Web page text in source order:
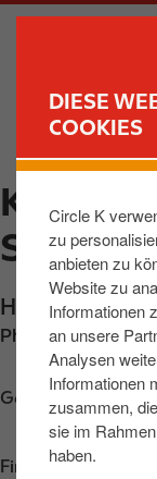
DIESE
COOKIES
Circle K
zu
anbieten zu
Website zu
Informationen
an unsere
Analysen
Informationen
zusammen,
sie im
haben.
u
m
I
h
a
M
v
STR
Phone:
Get directions
Find us onApp